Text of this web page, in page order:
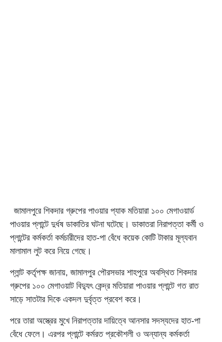
জামালপুরে শিকদার গ্রুপের পাওয়ার প্যাক মতিয়ারা ১০০ মেগাওয়ার্ড
পাওয়ার প্লান্টে দুর্ধষ ডাকাতির ঘটনা ঘটেছে। ডাকাতরা নিরাপত্তা কর্মী ও
প্লান্টের কর্মকর্তা কর্মচারীদের হাত-পা বেঁধে কয়েক কোটি টাকার মূল্যবান
মালামাল লুট করে নিয়ে গেছে।
প্লান্ট কর্তৃপক্ষ জানায়, জামালপুর পৌরসভার শাহপুরে অবস্থিত শিকদার
গ্রুপের ১০০ মেগাওয়াট বিদ্যুৎ কেন্দ্র মতিয়ারা পাওয়ার প্লান্টে গত রাত
সাড়ে সাতটার দিকে একদল দুর্বৃত্ত প্রবেশ করে।
পরে তারা অস্ত্রের মুখে নিরাপত্তার দায়িত্বে আনসার সদস্যদের হাত-পা
বেঁধে ফেলে। এরপর প্লান্টে কর্মরত প্রকৌশলী ও অন্যান্য কর্মকর্তা